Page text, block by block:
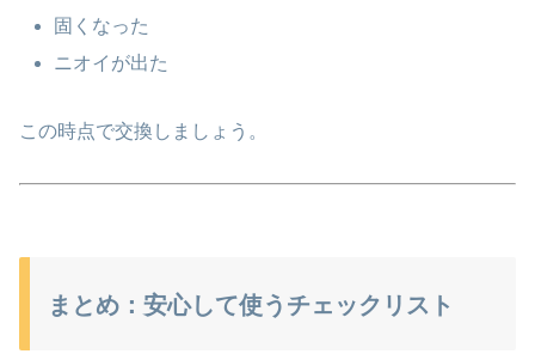
固くなった
ニオイが出た
この時点で交換しましょう。
まとめ：安心して使うチェックリスト